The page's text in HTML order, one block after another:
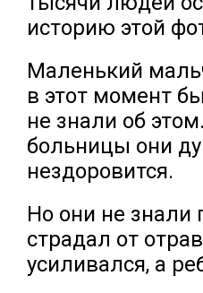
историю этой
Маленький
в этот момент
не знали об
больницы они
нездоровится.
Но они не знали
страдал от
усиливался, а